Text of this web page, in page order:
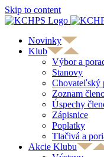
Skip to content
Novinky
Klub
Výbor a
Stanovy
Chovateľský
Zoznam
Úspechy
Zápisnice
Poplatky
Tlačivá a
Akcie Klubu